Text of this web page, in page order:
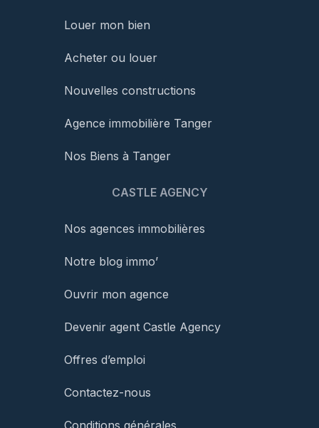
Louer mon bien
Acheter ou louer
Nouvelles constructions
Agence immobilière Tanger
Nos Biens à Tanger
CASTLE AGENCY
Nos agences immobilières
Notre blog immo’
Ouvrir mon agence
Devenir agent Castle Agency
Offres d’emploi
Contactez-nous
Conditions générales